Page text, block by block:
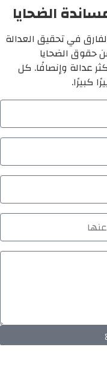
الضحايا
في تحقيق العدالة
حقوق الضحايا
عدالة وإنصافًا. كل
كبيرًا.